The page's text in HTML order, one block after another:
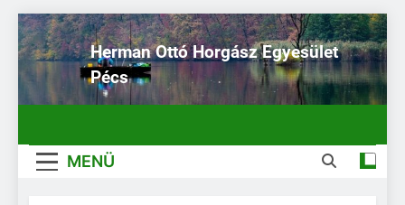
Ugrás
a
tartalomra
MENÜ
Herman Ottó Horgász Egyesület
Pécs